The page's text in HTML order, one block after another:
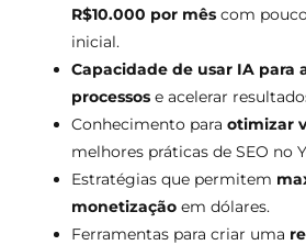
R$10.000 por mês com
inicial.
Capacidade de usar IA para
processos e acelerar
Conhecimento para otimizar
melhores práticas de SEO no
Estratégias que permitem
monetização em dólares.
Ferramentas para criar uma